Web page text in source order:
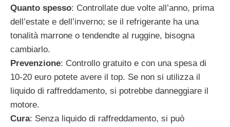
Quanto spesso: Controllate due volte all’anno, prima
dell’estate e dell’inverno; se il refrigerante ha una
tonalità marrone o tendendte al ruggine, bisogna
cambiarlo.
Prevenzione: Controllo gratuito e con una spesa di
10-20 euro potete avere il top. Se non si utilizza il
liquido di raffreddamento, si potrebbe danneggiare il
motore.
Cura: Senza liquido di raffreddamento, si può